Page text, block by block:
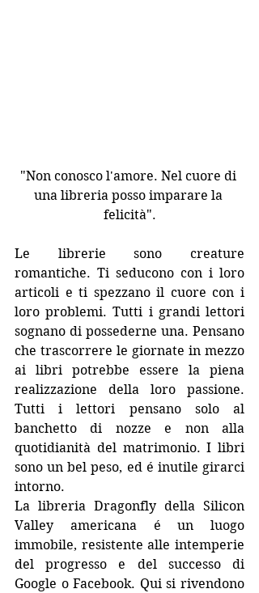
"Non conosco l'amore. Nel cuore di
una libreria posso imparare la
felicità".
Le librerie sono creature
romantiche. Ti seducono con i loro
articoli e ti spezzano il cuore con i
loro problemi. Tutti i grandi lettori
sognano di possederne una. Pensano
che trascorrere le giornate in mezzo
ai libri potrebbe essere la piena
realizzazione della loro passione.
Tutti i lettori pensano solo al
banchetto di nozze e non alla
quotidianità del matrimonio. I libri
sono un bel peso, ed é inutile girarci
intorno.
La libreria Dragonfly della Silicon
Valley americana é un luogo
immobile, resistente alle intemperie
del progresso e del successo di
Google o Facebook. Qui si rivendono